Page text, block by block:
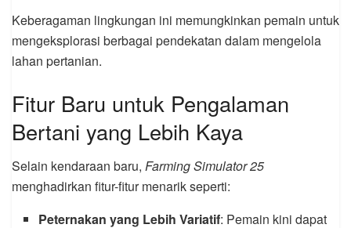
Keberagaman lingkungan ini memungkinkan pemain untuk
mengeksplorasi berbagai pendekatan dalam mengelola
lahan pertanian.
Fitur Baru untuk Pengalaman
Bertani yang Lebih Kaya
Selain kendaraan baru, Farming Simulator 25
menghadirkan fitur-fitur menarik seperti:
Peternakan yang Lebih Variatif: Pemain kini dapat